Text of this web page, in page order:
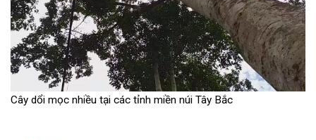
Cây dổi mọc nhiều tại các tỉnh miền núi Tây Bắc